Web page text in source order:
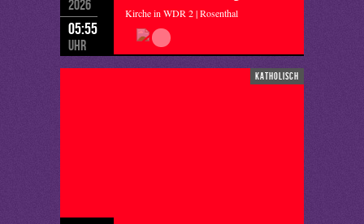
2026
05:55
Uhr
Kirche in WDR 2 | Rosenthal
katholisch